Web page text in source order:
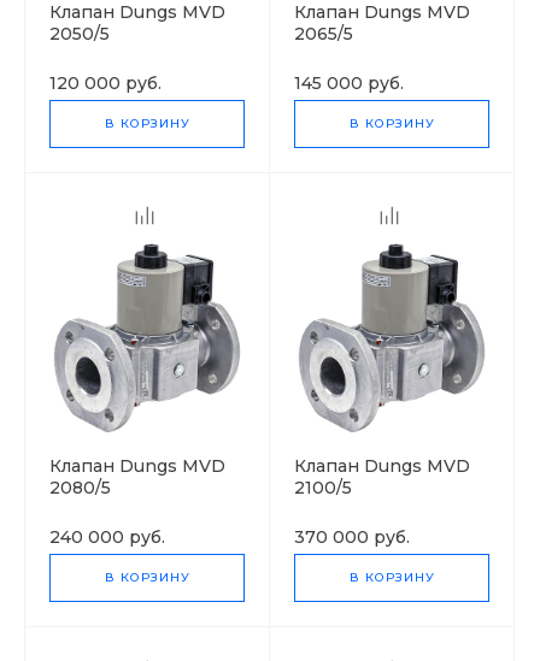
Клапан Dungs MVD
2050/5
120 000 руб.
В КОРЗИНУ
Клапан Dungs MVD
2065/5
145 000 руб.
В КОРЗИНУ
Клапан Dungs MVD
2080/5
240 000 руб.
В КОРЗИНУ
Клапан Dungs MVD
2100/5
370 000 руб.
В КОРЗИНУ